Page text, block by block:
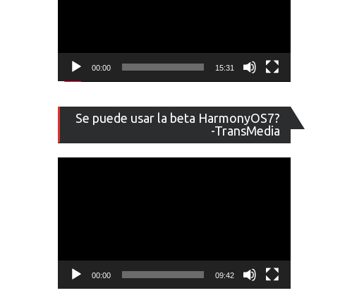
00:00 15:31
Se puede usar la beta HarmonyOS7?
-TransMedia
de
vídeo
00:00 09:42